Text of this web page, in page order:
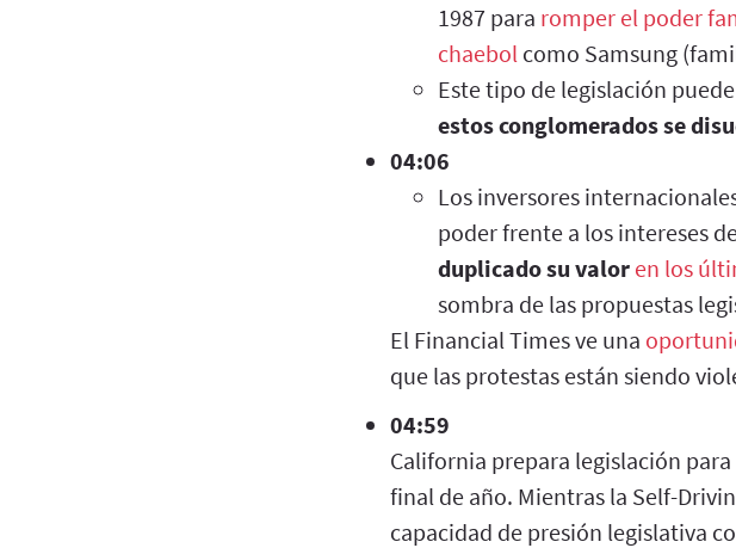
1987 para romper el poder
chaebol como Samsung
Este tipo de legislación
estos conglomerados se
04:06
Los inversores
poder frente a los intereses
duplicado su valor en los
sombra de las propuestas
El Financial Times ve una
que las protestas están siendo
04:59
California prepara legislación para
final de año. Mientras la Self-
capacidad de presión legislativa